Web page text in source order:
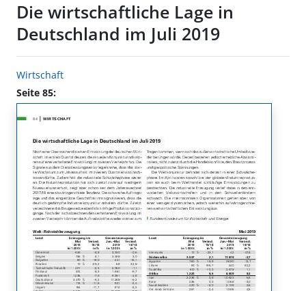
Die wirtschaftliche Lage in
Deutschland im Juli 2019
Wirtschaft
Seite 85: